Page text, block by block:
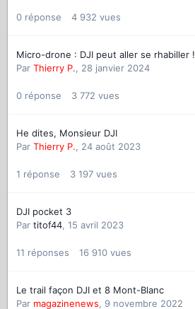
0 réponse 4 932 vues
Micro-drone : DJI peut aller se rhabiller !
Par Thierry P., 28 janvier 2024
0 réponse 3 772 vues
He dites, Monsieur DJI
Par Thierry P., 24 août 2023
1 réponse 3 197 vues
DJI pocket 3
Par titof44, 15 avril 2023
11 réponses 16 910 vues
Le trail façon DJI et 8 Mont-Blanc
Par magazinenews, 9 novembre 2022